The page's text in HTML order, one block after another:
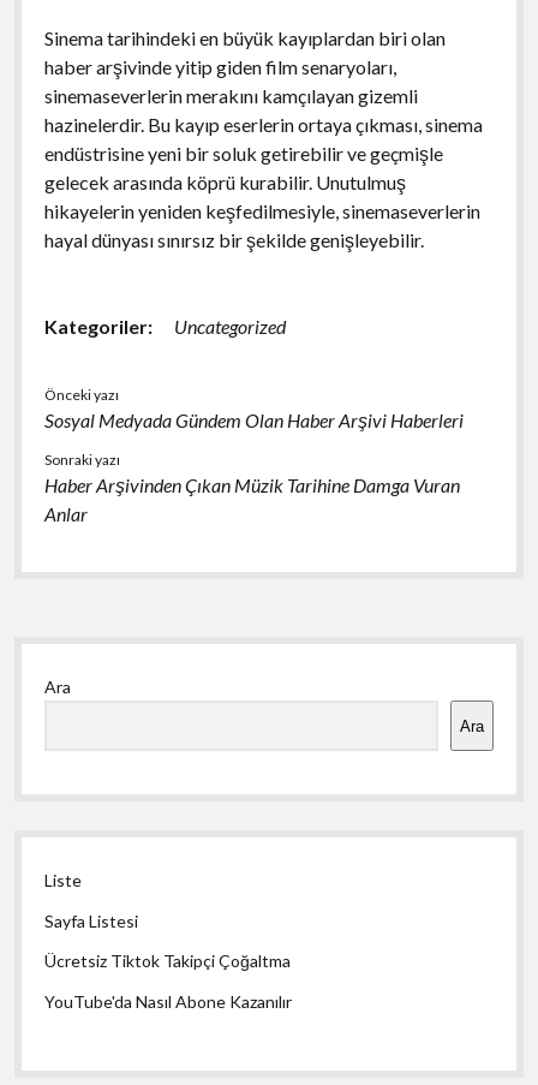
Sinema tarihindeki en büyük kayıplardan biri olan
haber arşivinde yitip giden film senaryoları,
sinemaseverlerin merakını kamçılayan gizemli
hazinelerdir. Bu kayıp eserlerin ortaya çıkması, sinema
endüstrisine yeni bir soluk getirebilir ve geçmişle
gelecek arasında köprü kurabilir. Unutulmuş
hikayelerin yeniden keşfedilmesiyle, sinemaseverlerin
hayal dünyası sınırsız bir şekilde genişleyebilir.
Kategoriler: Uncategorized
Önceki yazı
Sosyal Medyada Gündem Olan Haber Arşivi Haberleri
Sonraki yazı
Haber Arşivinden Çıkan Müzik Tarihine Damga Vuran
Anlar
Yan
Menü
Ara
Ara
Liste
Sayfa Listesi
Ücretsiz Tiktok Takipçi Çoğaltma
YouTube'da Nasıl Abone Kazanılır